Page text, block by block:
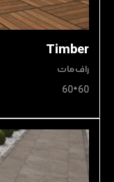
Timber
راف مات
60*60